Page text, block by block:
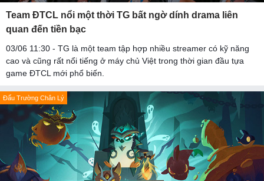
Team ĐTCL nổi một thời TG bất ngờ dính drama liên
quan đến tiền bạc
03/06 11:30 - TG là một team tập hợp nhiều streamer có kỹ năng
cao và cũng rất nổi tiếng ở máy chủ Việt trong thời gian đầu tựa
game ĐTCL mới phổ biến.
Đấu Trường Chân Lý